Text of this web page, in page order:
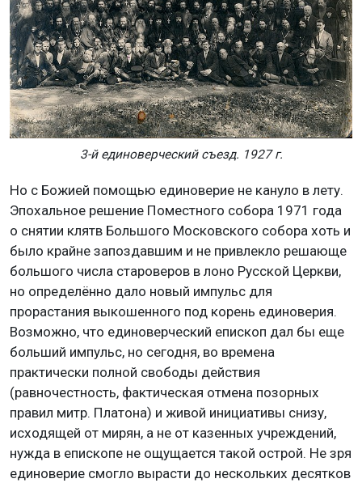
3-й единоверческий съезд. 1927 г.
Но с Божией помощью единоверие не кануло в лету.
Эпохальное решение Поместного собора 1971 года
о снятии клятв Большого Московского собора хоть и
было крайне запоздавшим и не привлекло решающе
большого числа староверов в лоно Русской Церкви,
но определённо дало новый импульс для
прорастания выкошенного под корень единоверия.
Возможно, что единоверческий епископ дал бы еще
больший импульс, но сегодня, во времена
практически полной свободы действия
(равночестность, фактическая отмена позорных
правил митр. Платона) и живой инициативы снизу,
исходящей от мирян, а не от казенных учреждений,
нужда в епископе не ощущается такой острой. Не зря
единоверие смогло вырасти до нескольких десятков